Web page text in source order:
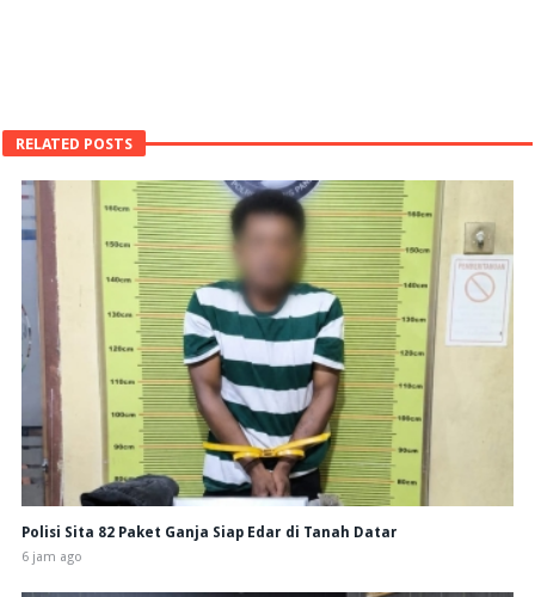
RELATED POSTS
Polisi Sita 82 Paket Ganja Siap Edar di Tanah Datar
6 jam ago